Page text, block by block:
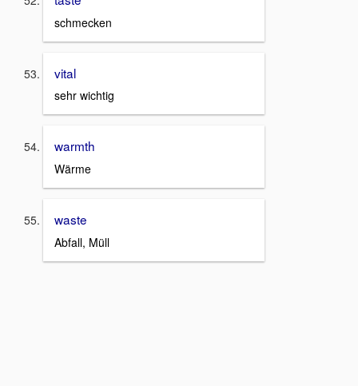
schmecken
vital
sehr wichtig
warmth
Wärme
waste
Abfall, Müll